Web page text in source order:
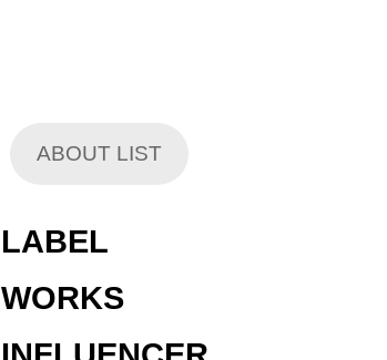
ABOUT LIST
LABEL
WORKS